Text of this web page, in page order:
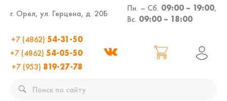
г. Орел, ул. Герцена, д. 20Б
Пн. – Сб. 09:00 – 19:00,
Вс. 09:00 – 18:00
+7 (4862) 54-31-50
+7 (4862) 54-05-50
+7 (953) 819-27-78